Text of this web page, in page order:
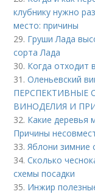
клубнику нужно
место: причины
29. Груши Лада
сорта Лада
30. Когда отходит
31.Оленьевский
ПЕРСПЕКТИВНЫЕ
ВИНОДЕЛИЯ И
32. Какие деревья
Причины
33.Яблони зимние
34.Сколько
схемы посадки
35. Инжир